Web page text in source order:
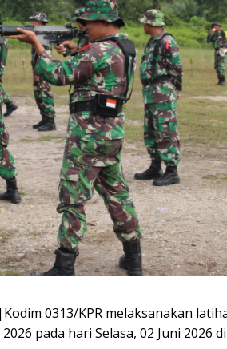
|Kodim 0313/KPR melaksanakan
pada hari Selasa, 02 Juni 2026